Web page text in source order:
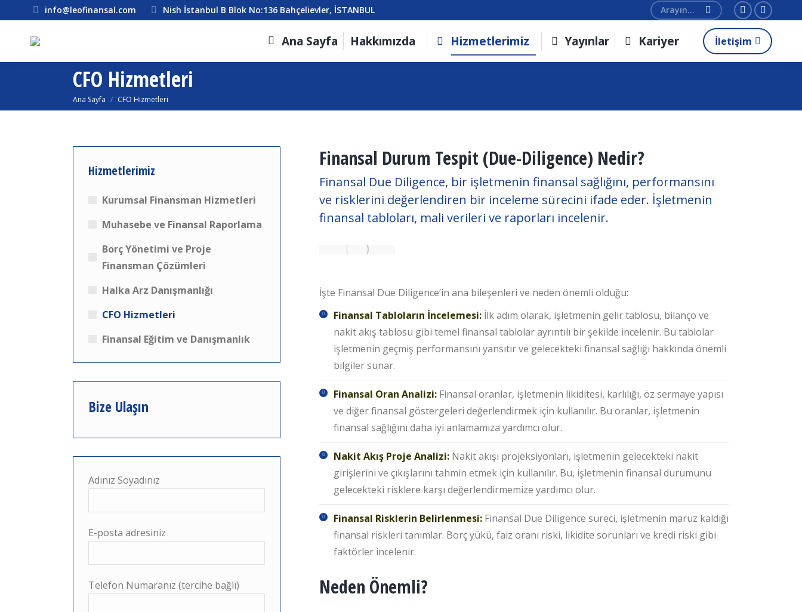
info@leofinansal.com Nish İstanbul B Blok No:136 Bahçelievler, İSTANBUL Search:
Linkedin
page
opens
window
Twitter
page
opens
window
Ana Sayfa Hakkımızda Hizmetlerimiz Yayınlar Kariyer İletişim
CFO Hizmetleri
You are here:
Ana Sayfa CFO Hizmetleri
Finansal Durum Tespit (Due-Diligence) Nedir?
Finansal Due Diligence, bir işletmenin finansal sağlığını, performansını
ve risklerini değerlendiren bir inceleme sürecini ifade eder. İşletmenin
finansal tabloları, mali verileri ve raporları incelenir.
İşte Finansal Due Diligence’in ana bileşenleri ve neden önemli olduğu:
Finansal Tabloların İncelemesi: İlk adım olarak, işletmenin gelir tablosu, bilanço ve
nakit akış tablosu gibi temel finansal tablolar ayrıntılı bir şekilde incelenir. Bu tablolar
işletmenin geçmiş performansını yansıtır ve gelecekteki finansal sağlığı hakkında önemli
bilgiler sunar.
Finansal Oran Analizi:Finansal oranlar, işletmenin likiditesi, karlılığı, öz sermaye yapısı
ve diğer finansal göstergeleri değerlendirmek için kullanılır. Bu oranlar, işletmenin
finansal sağlığını daha iyi anlamamıza yardımcı olur.
Nakit Akış Proje Analizi:Nakit akışı projeksiyonları, işletmenin gelecekteki nakit
girişlerini ve çıkışlarını tahmin etmek için kullanılır. Bu, işletmenin finansal durumunu
gelecekteki risklere karşı değerlendirmemize yardımcı olur.
Finansal Risklerin Belirlenmesi:Finansal Due Diligence süreci, işletmenin maruz kaldığı
finansal riskleri tanımlar. Borç yükü, faiz oranı riski, likidite sorunları ve kredi riski gibi
faktörler incelenir.
Neden Önemli?
Hizmetlerimiz
Kurumsal Finansman Hizmetleri
Muhasebe ve Finansal Raporlama
Borç Yönetimi ve Proje
Finansman Çözümleri
Halka Arz Danışmanlığı
CFO Hizmetleri
Finansal Eğitim ve Danışmanlık
Bize Ulaşın
Adınız Soyadınız
E-posta adresiniz
Telefon Numaranız (tercihe bağlı)